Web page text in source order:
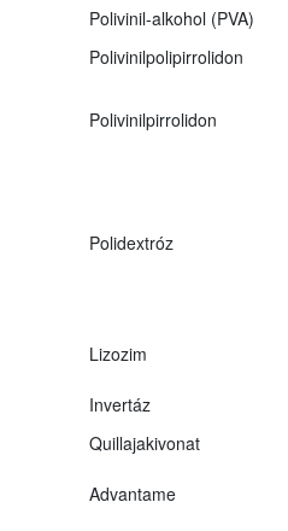
Polivinil-alkohol (PVA)
Polivinilpolipirrolidon
Polivinilpirrolidon
Polidextróz
Lizozim
Invertáz
Quillajakivonat
Advantame